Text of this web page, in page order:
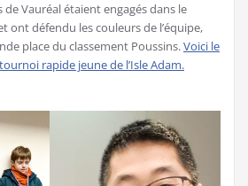
de Vauréal étaient engagés dans le
ont défendu les couleurs de l’équipe,
place du classement Poussins.Voici le
rapide jeune de l’Isle Adam.